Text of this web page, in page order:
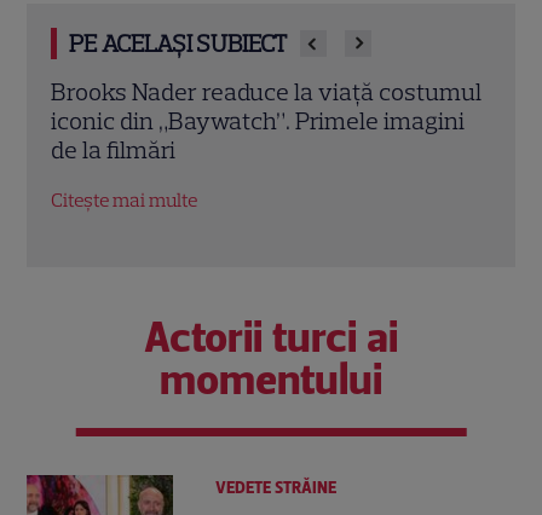
PE ACELAȘI SUBIECT
Demet Özdemir, vedeta din „Fata din
vis”, are o poveste impresionantă. Cum a
ajuns una dintre cele mai iubite actrițe
Actorii turci ai
momentului
VEDETE STRĂINE